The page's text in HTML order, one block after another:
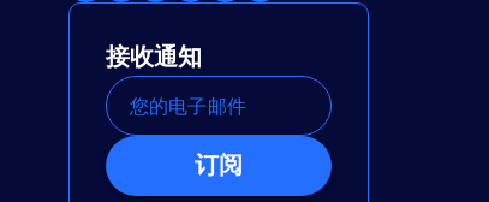
接收通知
订阅